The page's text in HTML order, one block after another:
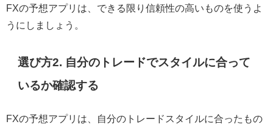
FXの予想アプリは、できる限り信頼性の高いものを使うよ
うにしましょう。
選び方2. 自分のトレードでスタイルに合って
いるか確認する
FXの予想アプリは、自分のトレードスタイルに合ったもの